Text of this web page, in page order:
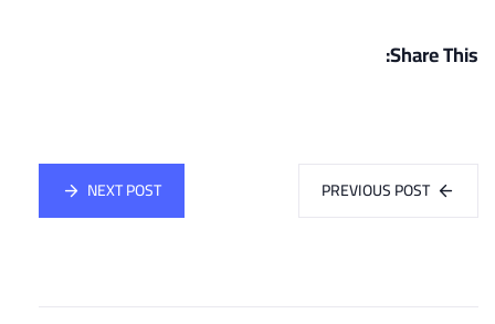
Share This:
PREVIOUS POST
NEXT POST